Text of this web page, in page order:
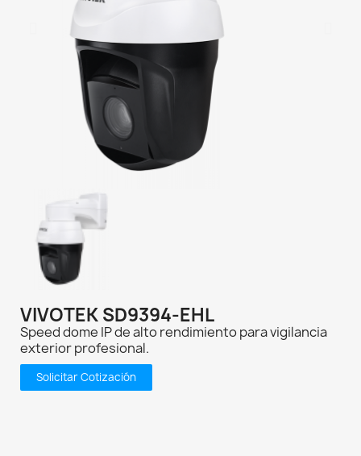
VIVOTEK SD9394-EHL
Speed dome IP de alto rendimiento para vigilancia
exterior profesional.
Solicitar Cotización